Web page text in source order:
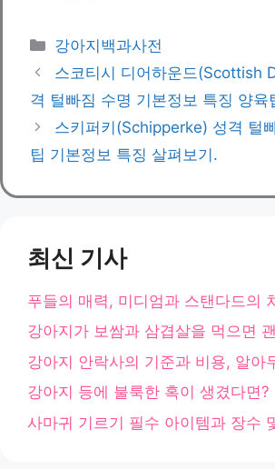
카
테
리
강아지백과사전
스코티시 디어하운드(Scottish
격 털빠짐 수명 기본정보 특징 양육
스키퍼키(Schipperke) 성격 털
팁 기본정보 특징 살펴보기.
최신 기사
푸들의 매력, 미디엄과 스탠다드의
강아지가 보쌈과 삼겹살을 먹으면
강아지 안락사의 기준과 비용, 알아
강아지 등에 불룩한 혹이 생겼다면?
사마귀 기르기 필수 아이템과 장수